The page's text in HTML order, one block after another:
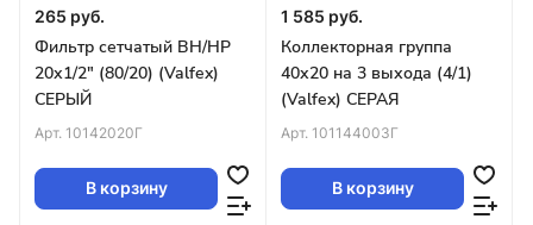
265 руб.
Фильтр сетчатый ВН/НР
20х1/2" (80/20) (Valfex)
СЕРЫЙ
Арт. 10142020Г
В корзину
1 585 руб.
Коллекторная группа
40х20 на 3 выхода (4/1)
(Valfex) СЕРАЯ
Арт. 101144003Г
В корзину